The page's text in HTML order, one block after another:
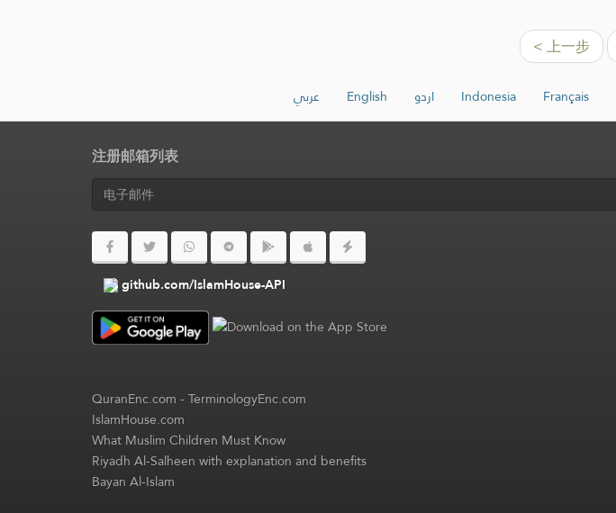
< 上一步
عربي English اردو Indonesia Français
注册邮箱列表
github.com/IslamHouse-API
QuranEnc.com-TerminologyEnc.com
IslamHouse.com
What Muslim Children Must Know
Riyadh Al-Salheen with explanation and benefits
Bayan Al-Islam